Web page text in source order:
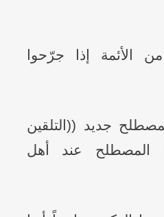
الأئمة إذا جرّحوا
جديد ((التلقين
المصطلح عند أهل